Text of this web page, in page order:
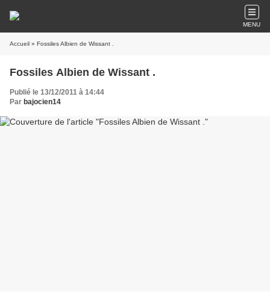
MENU
Accueil » Fossiles Albien de Wissant .
Fossiles Albien de Wissant .
Publié le 13/12/2011 à 14:44
Par bajocien14